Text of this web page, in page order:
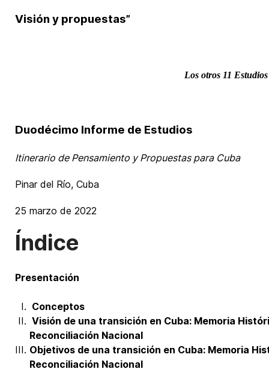
Visión y propuestas”
Los otros 11
Duodécimo Informe de Estudios
Itinerario de Pensamiento y Propuestas para Cuba
Pinar del Río, Cuba
25 marzo de 2022
Índice
Presentación
Conceptos
Visión de una transición en Cuba: Memoria
Reconciliación Nacional
Objetivos de una transición en Cuba: Memoria
Reconciliación Nacional